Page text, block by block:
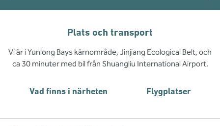
Plats och transport
Vi är i Yunlong Bays kärnområde, Jinjiang Ecological Belt, och
ca 30 minuter med bil från Shuangliu International Airport.
Vad finns i närheten Flygplatser